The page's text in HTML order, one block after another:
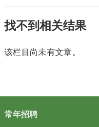
找不到相关结果
该栏目尚未有文章。
常年招聘